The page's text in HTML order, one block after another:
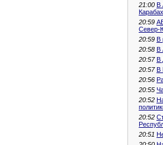
21:00 В
20:59
Север-
20:59 В
20:58 В
20:57 В
20:57 В
20:56
20:55
20:52
20:52
20:51